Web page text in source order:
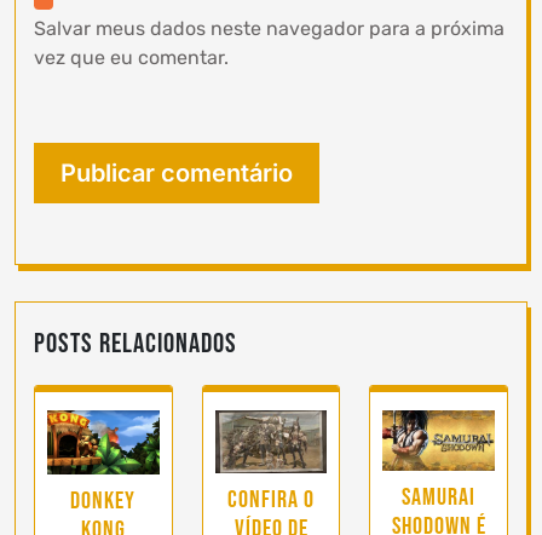
Salvar meus dados neste navegador para a próxima
vez que eu comentar.
Posts Relacionados
Donkey
Confira o
SAMURAI
SHODOWN é